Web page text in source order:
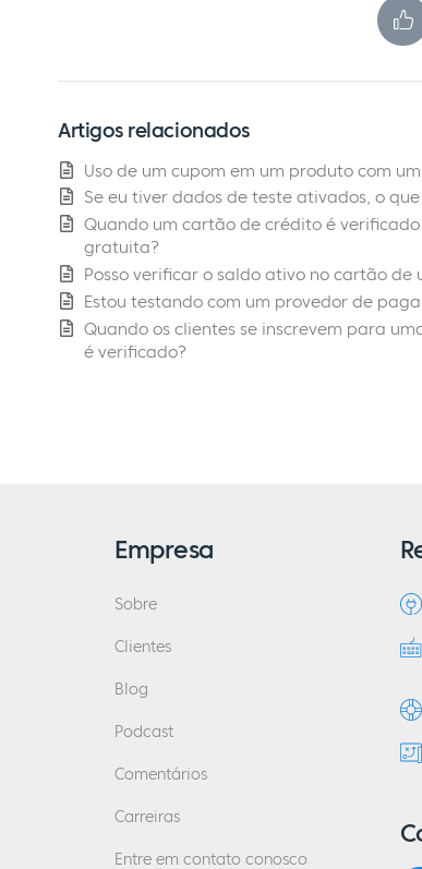
Artigos relacionados
Uso de um cupom em um produto com
Se eu tiver dados de teste ativados, o
Quando um cartão de crédito é
gratuita?
Posso verificar o saldo ativo no cartão
Estou testando com um provedor de
Quando os clientes se inscrevem para
é verificado?
Empresa
Sobre
Clientes
Blog
Podcast
Comentários
Carreiras
Entre em contato conosco